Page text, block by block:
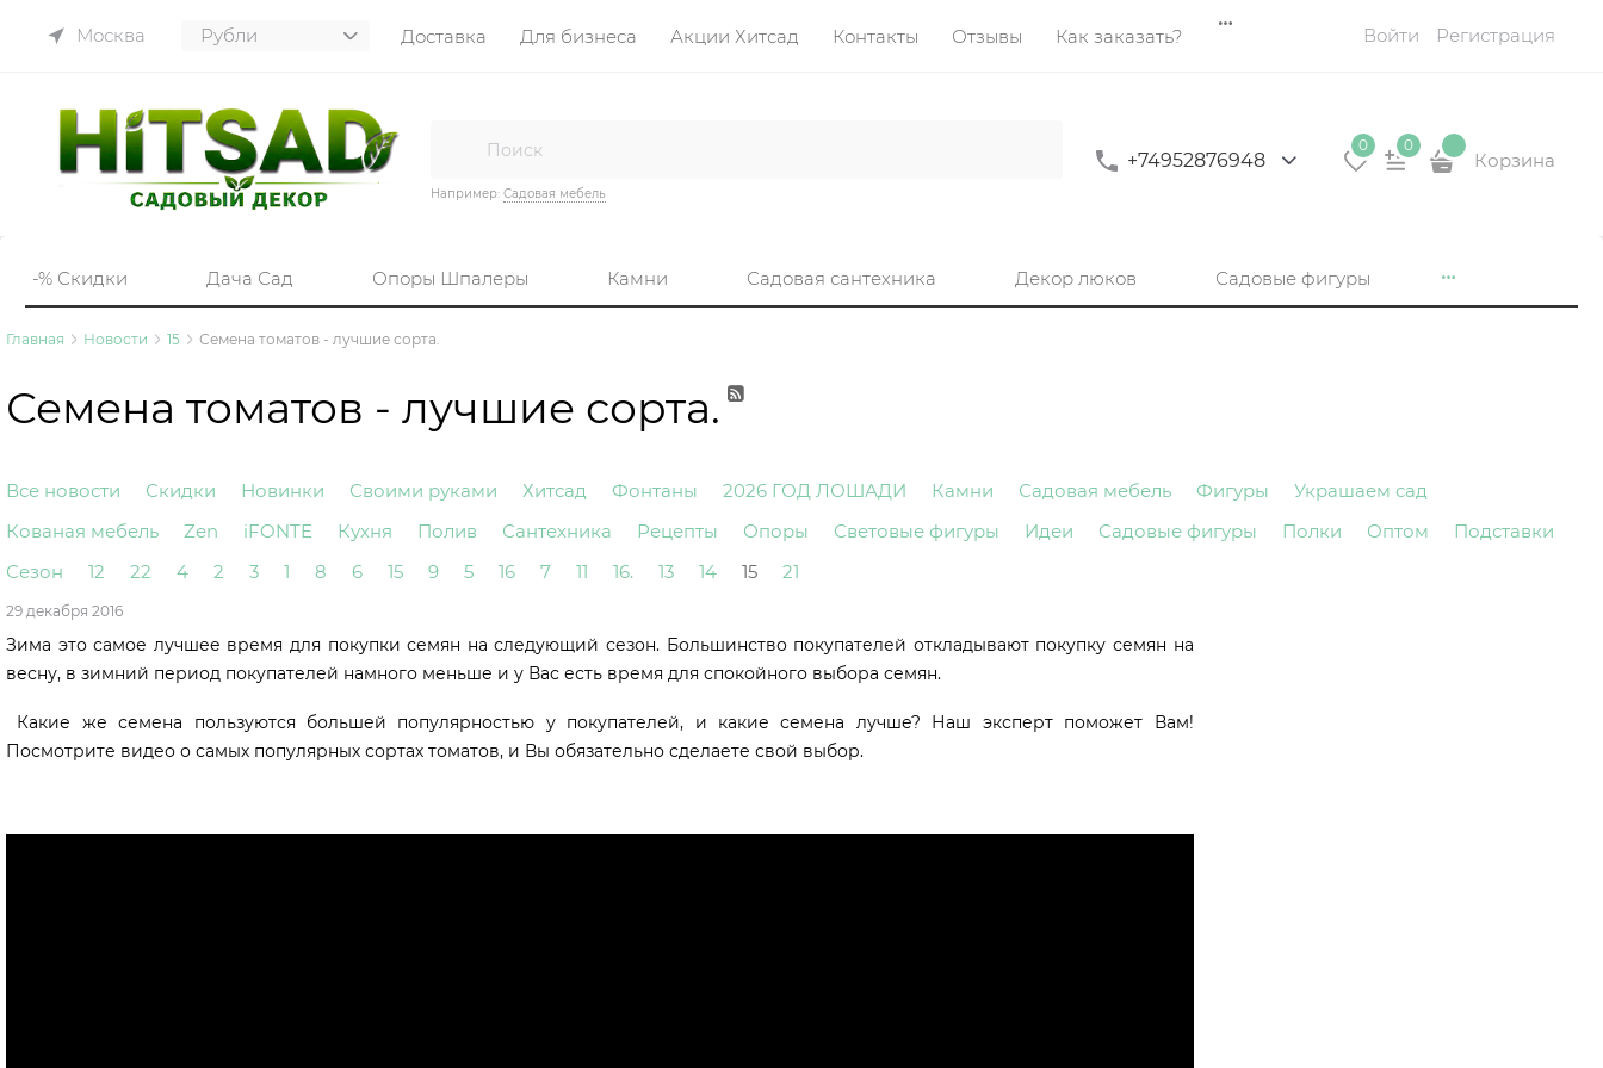
Москва Доставка Для бизнеса Акции Хитсад Контакты Отзывы Как заказать? Войти Регистрация
Например: Садовая мебель
+74952876948
0 0
Корзина
-% Скидки Дача Сад Опоры Шпалеры Камни Садовая сантехника Декор люков Садовые фигуры
Главная Новости 15 Семена томатов - лучшие сорта.
Семена томатов - лучшие сорта.
Все новости Скидки Новинки Своими руками Хитсад Фонтаны 2026 ГОД ЛОШАДИ Камни Садовая мебель Фигуры
Украшаем сад
Кованая мебель
Zen iFONTE Кухня Полив Сантехника Рецепты Опоры Световые фигуры Идеи Садовые фигуры Полки Оптом
Подставки
Сезон
12 22 4 2 3 1 8 6 15 9 5 16 7 11 16. 13 14 15 21
29 декабря 2016
Зима это самое лучшее время для покупки семян на следующий сезон. Большинство покупателей откладывают покупку семян на
весну, в зимний период покупателей намного меньше и у Вас есть время для спокойного выбора семян.
Какие же семена пользуются большей популярностью у покупателей, и какие семена лучше? Наш эксперт поможет Вам!
Посмотрите видео о самых популярных сортах томатов, и Вы обязательно сделаете свой выбор.